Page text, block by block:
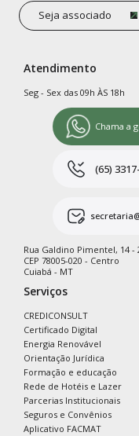
Seja associado
Atendimento
Seg - Sex das 09h ÀS 18h
Chama a
(65)
Rua Galdino Pimentel, 14
CEP 78005-020 - Centro
Cuiabá - MT
Serviços
CREDICONSULT
Certificado Digital
Energia Renovável
Orientação Jurídica
Formação e educação
Rede de Hotéis e Lazer
Parcerias Institucionais
Seguros e Convênios
Aplicativo FACMAT